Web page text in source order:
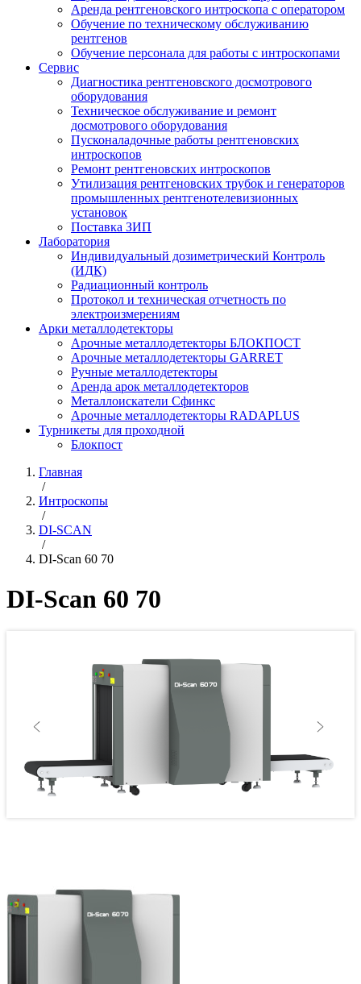
Аренда рентгеновского интроскопа с оператором
Обучение по техническому обслуживанию
рентгенов
Обучение персонала для работы с интроскопами
Сервис
Диагностика рентгеновского досмотрового
оборудования
Техническое обслуживание и ремонт
досмотрового оборудования
Пусконаладочные работы рентгеновских
интроскопов
Ремонт рентгеновских интроскопов
Утилизация рентгеновских трубок и генераторов
промышленных рентгенотелевизионных
установок
Поставка ЗИП
Лаборатория
Индивидуальный дозиметрический Контроль
(ИДК)
Радиационный контроль
Протокол и техническая отчетность по
электроизмерениям
Арки металлодетекторы
Арочные металлодетекторы БЛОКПОСТ
Арочные металлодетекторы GARRET
Ручные металлодетекторы
Аренда арок металлодетекторов
Металлоискатели Сфинкс
Арочные металлодетекторы RADAPLUS
Турникеты для проходной
Блокпост
Главная
/
Интроскопы
/
DI-SCAN
/
DI-Scan 60 70
DI-Scan 60 70